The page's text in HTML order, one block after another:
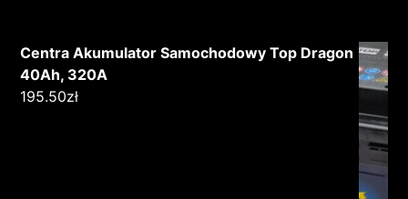
Centra Akumulator Samochodowy Top Dragon
40Ah, 320A
195.50zł